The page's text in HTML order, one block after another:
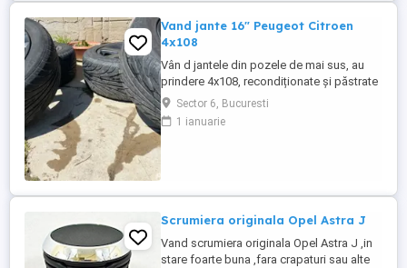
Vand jante 16" Peugeot Citroen
4x108
Vân d jantele din pozele de mai sus, au
prindere 4x108, recondiționate și păstrate
in stare foarte buna.Anvelopele mai țin
probabil un sezon
Sector 6, Bucuresti
1 ianuarie
Scrumiera originala Opel Astra J
Vand scrumiera originala Opel Astra J ,in
stare foarte buna ,fara crapaturi sau alte